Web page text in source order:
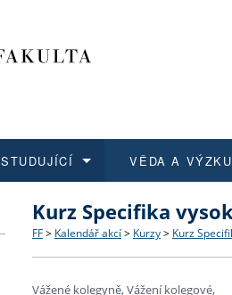
Struktura a historie
Strategie a další dokumenty
Co studovat a jak se přihlásit
Učitelské studijní programy
STUDUJÍCÍ
Bakalářské a magisterské
Doktorské studium
VĚDA A
O vědě a výzkumu na FF UK
Akademické kvalifikace
Aktuální nabídky a výběrová
Vyjíždějící studenti
Kurz Specifika
FF > Kalendář akcí > Kurzy > Kurz
Vážené kolegyně, Vážení kolegové,